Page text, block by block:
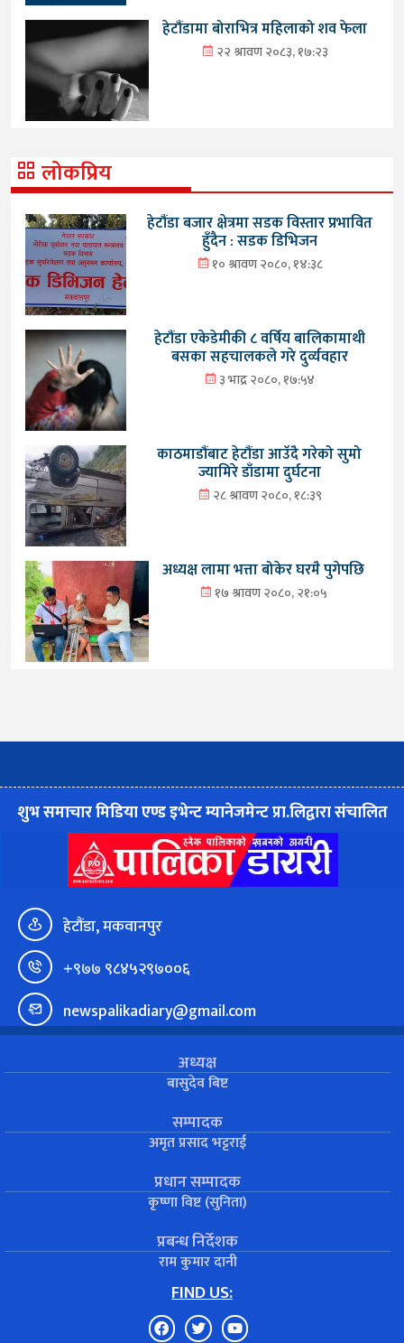
हेटौंडामा बोराभित्र महिलाको शव फेला
२२ श्रावण २०८३, १७:२३
लोकप्रिय
हेटौंडा बजार क्षेत्रमा सडक विस्तार प्रभावित
हुँदैन : सडक डिभिजन
१० श्रावण २०८०, १४:३८
हेटौंडा एकेडेमीकी ८ वर्षिय बालिकामाथी
बसका सहचालकले गरे दुर्व्यवहार
३ भाद्र २०८०, १७:५४
काठमाडौंबाट हेटौंडा आउँदै गरेको सुमो
ज्यामिरे डाँडामा दुर्घटना
२८ श्रावण २०८०, १८:३९
अध्यक्ष लामा भत्ता बोकेर घरमै पुगेपछि
१७ श्रावण २०८०, २१:०५
शुभ समाचार मिडिया एण्ड इभेन्ट म्यानेजमेन्ट प्रा.लिद्वारा संचालित
हेटौंडा, मकवानपुर
+९७७ ९८४५२९७००६
newspalikadiary@gmail.com
अध्यक्ष
बासुदेव बिष्ट
सम्पादक
अमृत प्रसाद भट्टराई
प्रधान सम्पादक
कृष्णा विष्ट (सुनिता)
प्रबन्ध निर्देशक
राम कुमार दानी
FIND US: